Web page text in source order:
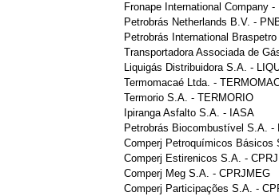
Fronape International Company -
Petrobrás Netherlands B.V. -
Petrobrás International
Transportadora Associada de
Liquigás Distribuidora S.A. -
Termomacaé Ltda. -
Termorio S.A. - TERMORIO
Ipiranga Asfalto S.A. - IASA
Petrobrás Biocombustível S.A. -
Comperj Petroquímicos Básicos
Comperj Estirenicos S.A. -
Comperj Meg S.A. - CPRJMEG
Comperj Participações S.A. -